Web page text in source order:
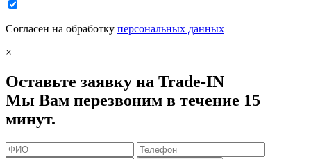
Согласен на обработку персональных данных
×
Оставьте заявку на Trade-IN
Мы Вам перезвоним в течение 15
минут.